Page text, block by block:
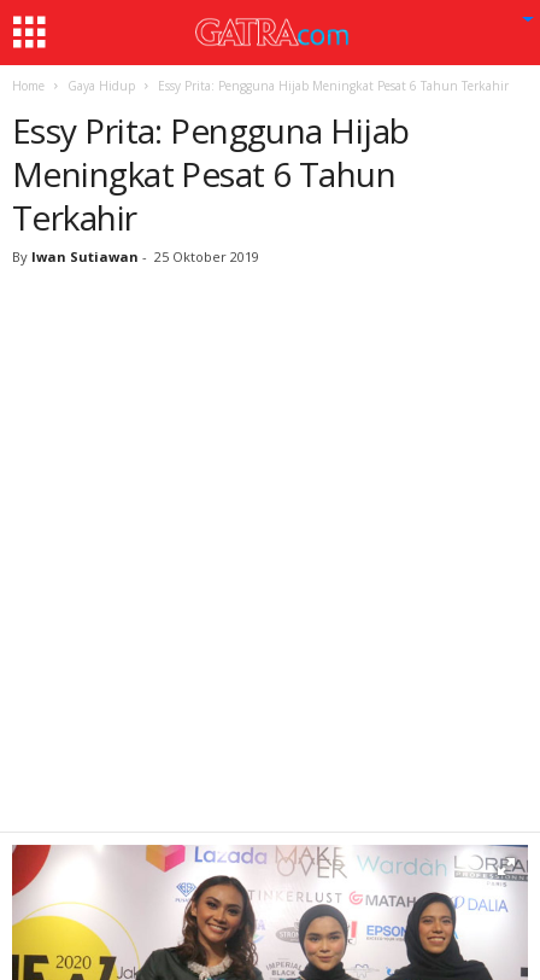
Home Gaya Hidup Essy Prita: Pengguna Hijab Meningkat Pesat 6 Tahun Terkahir
Essy Prita: Pengguna Hijab
Meningkat Pesat 6 Tahun
Terkahir
By Iwan Sutiawan - 25 Oktober 2019